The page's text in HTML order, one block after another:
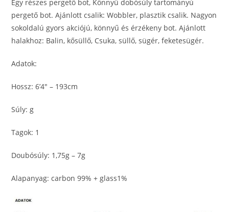
Egy részes pergető bot, Könnyű dobósúly tartományú
pergető bot. Ajánlott csalik: Wobbler, plasztik csalik. Nagyon
sokoldalú gyors akciójú, könnyű és érzékeny bot. Ajánlott
halakhoz: Balin, kősüllő, Csuka, süllő, sügér, feketesügér.
Adatok:
Hossz: 6’4″ – 193cm
Súly: g
Tagok: 1
Doubósúly: 1,75g – 7g
Alapanyag: carbon 99% + glass1%